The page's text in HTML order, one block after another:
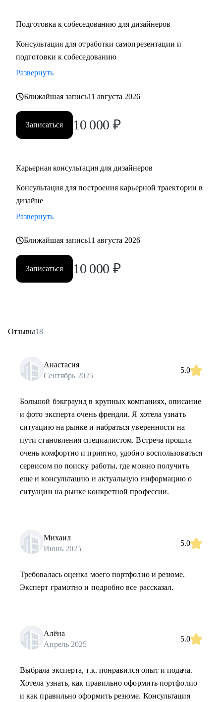
Подготовка к собеседованию для дизайнеров
Консультация для отработки самопрезентации и
подготовки к собеседованию
Развернуть
Ближайшая запись11 августа 2026
Записаться 10 000 ₽
Карьерная консультация для дизайнеров
Консультация для построения карьерной траектории в
дизайне
Развернуть
Ближайшая запись11 августа 2026
Записаться 10 000 ₽
Отзывы18
Анастасия
Сентябрь 2025
5.0
Большой бэкграунд в крупных компаниях, описание
и фото эксперта очень френдли. Я хотела узнать
ситуацию на рынке и набраться уверенности на
пути становления специалистом. Встреча прошла
очень комфортно и приятно, удобно воспользоваться
сервисом по поиску работы, где можно получить
еще и консультацию и актуальную информацию о
ситуации на рынке конкретной профессии.
Михаил
Июнь 2025
5.0
Требовалась оценка моего портфолио и резюме.
Эксперт грамотно и подробно все рассказал.
Алёна
Апрель 2025
5.0
Выбрала эксперта, т.к. понравился опыт и подача.
Хотела узнать, как правильно оформить портфолио
и как правильно оформить резюме. Консультация